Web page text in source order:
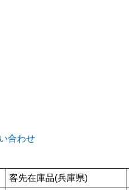
合わせ
客先在庫品(兵庫県)